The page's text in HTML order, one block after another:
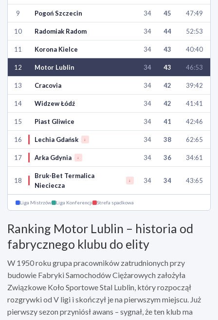
9 Pogoń Szczecin 34 45 47:49
10 Radomiak Radom 34 44 52:53
11 Korona Kielce 34 43 40:40
12 Motor Lublin 34 43 46:53
13 Cracovia 34 42 39:42
14 Widzew Łódź 34 42 41:41
15 Piast Gliwice 34 41 42:46
16 Lechia Gdańsk ↓ 34 38 62:65
17 Arka Gdynia ↓ 34 36 34:61
18
Bruk-Bet Termalica
Nieciecza
↓ 34 34 43:65
Liga Mistrzów Liga Konferencji Strefa spadkowa
Ranking Motor Lublin – historia od
fabrycznego klubu do elity
W 1950 roku grupa pracowników zatrudnionych przy
budowie Fabryki Samochodów Ciężarowych założyła
Związkowe Koło Sportowe Stal Lublin, który rozpoczął
rozgrywki od V ligi i skończył je na pierwszym miejscu. Już
pierwszy sezon przyniósł awans – sygnał, że ten klub ma